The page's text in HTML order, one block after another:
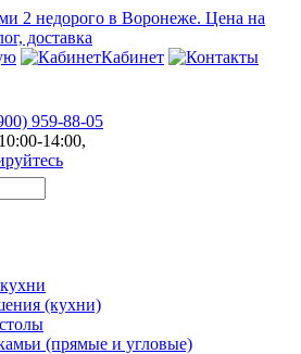
Кабинет
959-88-05
14:00,
(кухни)
(прямые и угловые)